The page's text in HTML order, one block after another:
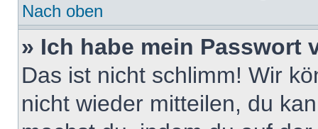
Nach oben
» Ich habe mein Passwort
Das ist nicht schlimm! Wir
nicht wieder mitteilen, du